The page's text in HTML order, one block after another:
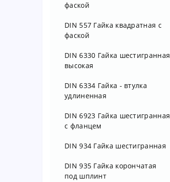
DIN 912 Винт М 27 8.8 цинк
DIN 912 Винт М 30 8.8 цинк
фаской
DIN 557 Гайка квадратная с
фаской
DIN 6330 Гайка шестигранная
высокая
DIN 6334 Гайка - втулка
удлиненная
DIN 6923 Гайка шестигранная
с фланцем
DIN 934 Гайка шестигранная
DIN 935 Гайка корончатая
под шплинт